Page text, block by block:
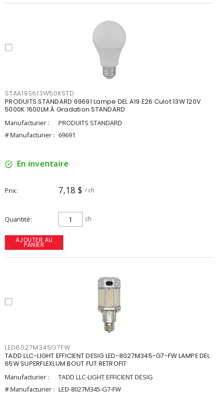
STAA19S613W50KSTD
PRODUITS STANDARD 69691 Lampe DEL A19 E26 Culot 13W 120V
5000K 1600LM À Gradation STANDARD
Manufacturier :
PRODUITS STANDARD
# Manufacturier : 69691
En inventaire
Prix 7,18 $ / ch
Quantité ch
AJOUTER AU
PANIER
LED8027M345G7FW
TADD LLC-LIGHT EFFICIENT DESIG LED-8027M345-G7-FW LAMPE DEL
65W SUPERFLEXLUM BOUT FUT RETROFIT
Manufacturier :
TADD LLC-LIGHT EFFICIENT DESIG
# Manufacturier : LED-8027M345-G7-FW